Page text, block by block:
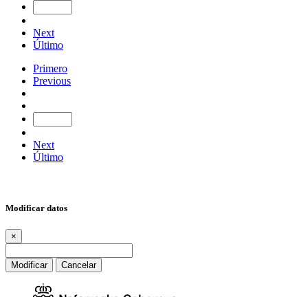
Next
Último
Primero
Previous
Next
Último
Modificar datos
×
Modificar Cancelar